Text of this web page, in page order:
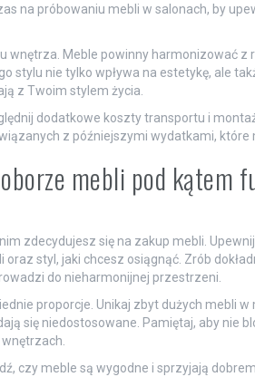
na próbowaniu mebli w salonach, by
wnętrza. Meble powinny harmonizować
stylu nie tylko wpływa na estetykę, ale
z Twoim stylem życia.
dodatkowe koszty transportu i
z późniejszymi wydatkami, które
mebli pod kątem
zdecydujesz się na zakup mebli.
oraz styl, jaki chcesz osiągnąć. Zrób
do nieharmonijnej przestrzeni.
proporcje. Unikaj zbyt dużych mebli
się niedostosowane. Pamiętaj, aby nie
czy meble są wygodne i sprzyjają